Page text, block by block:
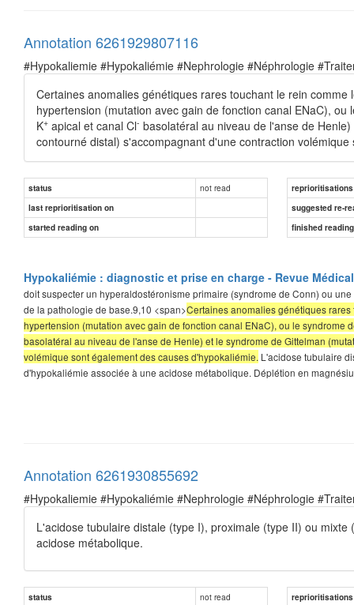
Annotation 6261929807116
#Hypokaliemie #Hypokaliémie #Nephrologie #Néphrologie
Certaines anomalies génétiques rares touchant le rein
hypertension (mutation avec gain de fonction canal ENaC),
K+ apical et canal Cl- basolatéral au niveau de l'anse de
contourné distal) s'accompagnant d'une contraction
status not read
reprioritisations
last reprioritisation on
suggested re-
started reading on
finished
Hypokaliémie : diagnostic et prise en charge - Revue
doit suspecter un hyperaldostéronisme primaire (syndrome de Conn) ou
de la pathologie de base.9,10 <span>Certaines anomalies génétiques
hypertension (mutation avec gain de fonction canal ENaC), ou le
basolatéral au niveau de l'anse de Henle) et le syndrome de Gittelman
volémique sont également des causes d'hypokaliémie. L'acidose tubulaire
d'hypokaliémie associée à une acidose métabolique. Déplétion en
Annotation 6261930855692
#Hypokaliemie #Hypokaliémie #Nephrologie #Néphrologie
L'acidose tubulaire distale (type I), proximale (type II) ou
acidose métabolique.
status not read reprioritisations